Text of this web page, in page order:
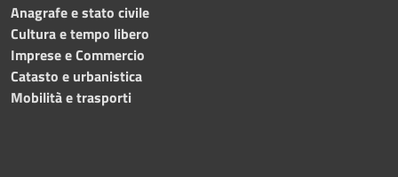
Anagrafe e stato civile
Cultura e tempo libero
Imprese e Commercio
Catasto e urbanistica
Mobilità e trasporti